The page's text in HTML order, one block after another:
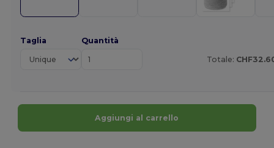
Taglia Quantità
Totale:
Aggiungi al carrello